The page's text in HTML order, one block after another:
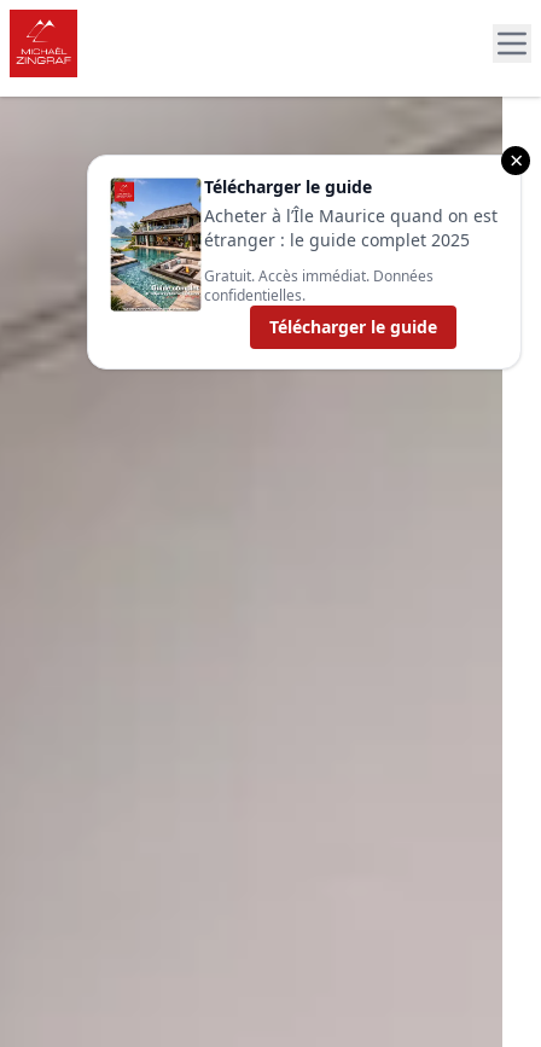
×
Télécharger le guide
Acheter à l’Île Maurice quand on est
étranger : le guide complet 2025
Gratuit. Accès immédiat. Données
confidentielles.
Télécharger le guide